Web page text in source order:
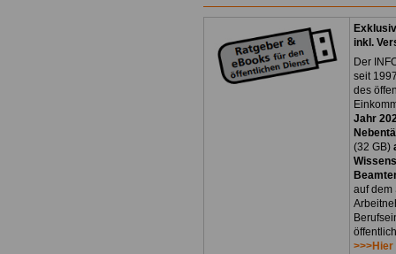
inkl.
Der
seit
des
Jahr
(32 GB)
auf dem